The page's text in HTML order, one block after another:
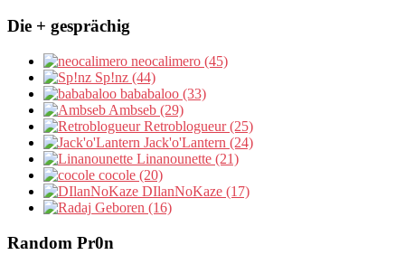
Die + gesprächig
neocalimero (45)
Sp!nz (44)
bababaloo (33)
Ambseb (29)
Retroblogueur (25)
Jack'o'Lantern (24)
Linanounette (21)
cocole (20)
DIlanNoKaze (17)
Geboren (16)
Random Pr0n